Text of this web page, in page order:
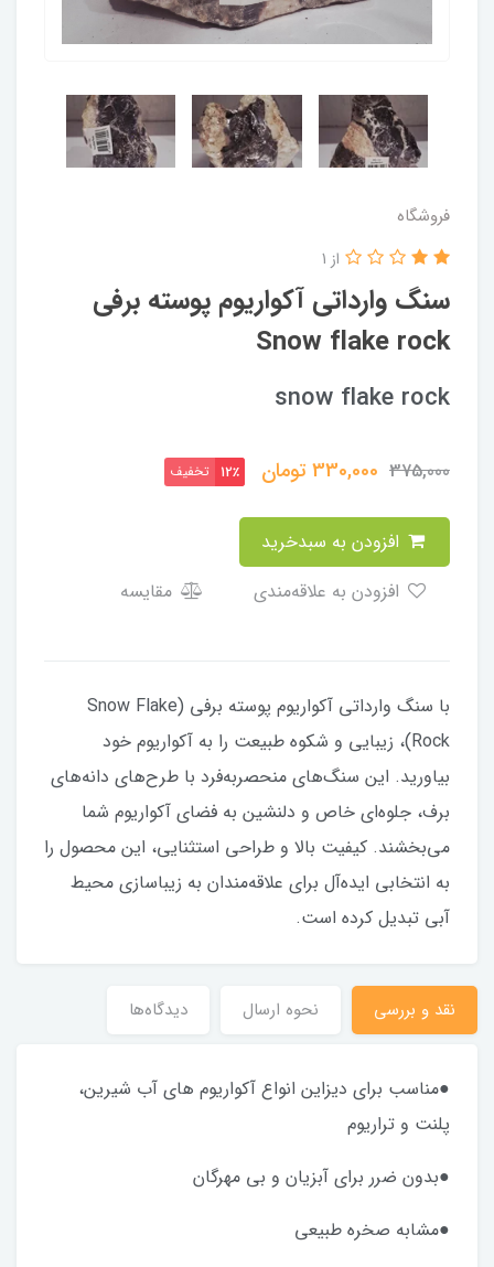
فروشگاه
سنگ وارداتی آکواریوم پوسته برفی
Snow flake rock
از 1
snow flake rock
375,000
330,000تومان 12٪ تخفیف
مقایسه
با سنگ وارداتی آکواریوم پوسته برفی (Snow Flake
Rock)، زیبایی و شکوه طبیعت را به آکواریوم خود
بیاورید. این سنگ‌های منحصر‌به‌فرد با طرح‌های دانه‌های
برف، جلوه‌ای خاص و دلنشین به فضای آکواریوم شما
می‌بخشند. کیفیت بالا و طراحی استثنایی، این محصول را
به انتخابی ایده‌آل برای علاقه‌مندان به زیباسازی محیط
آبی تبدیل کرده است.
نقد و بررسی نحوه ارسال دیدگاه‌ها
●مناسب برای دیزاین انواع آکواریوم های آب شیرین،
پلنت و تراریوم
●بدون ضرر برای آبزیان و بی مهرگان
●مشابه صخره طبیعی